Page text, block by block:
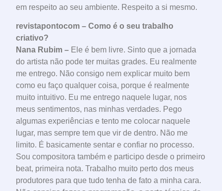
em respeito ao seu ambiente. Respeito a si mesmo.
revistapontocom – Como é o seu trabalho
criativo?
Nana Rubim – Ele é bem livre. Sinto que a jornada
do artista não pode ter muitas grades. Eu realmente
me entrego. Não consigo nem explicar muito bem
como eu faço qualquer coisa, porque é realmente
muito intuitivo. Eu me entrego naquele lugar, nos
meus sentimentos, nas minhas verdades. Pego
algumas experiências e tento me colocar naquele
lugar, mas sempre tem que vir de dentro. Não me
limito. É basicamente sentar e confiar no processo.
Sou compositora também e participo desde o primeiro
beat, primeira nota. Trabalho muito perto dos meus
produtores para que tudo tenha de fato a minha cara.